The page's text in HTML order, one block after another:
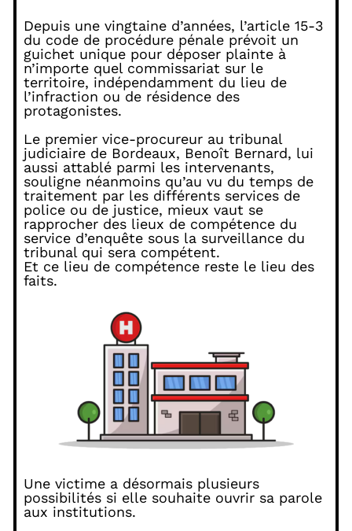
Depuis une vingtaine d’années, l’article 15-3
du code de procédure pénale prévoit un
guichet unique pour déposer plainte à
n’importe quel commissariat sur le
territoire, indépendamment du lieu de
l’infraction ou de résidence des
protagonistes.
Le premier vice-procureur au tribunal
judiciaire de Bordeaux, Benoît Bernard, lui
aussi attablé parmi les intervenants,
souligne néanmoins qu’au vu du temps de
traitement par les différents services de
police ou de justice, mieux vaut se
rapprocher des lieux de compétence du
service d’enquête sous la surveillance du
tribunal qui sera compétent.
Et ce lieu de compétence reste le lieu des
faits.
Une victime a désormais plusieurs
possibilités si elle souhaite ouvrir sa parole
aux institutions.